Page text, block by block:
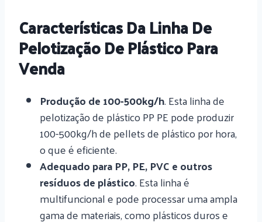
Características Da Linha De
Pelotização De Plástico Para
Venda
Produção de 100-500kg/h. Esta linha de
pelotização de plástico PP PE pode produzir
100-500kg/h de pellets de plástico por hora,
o que é eficiente.
Adequado para PP, PE, PVC e outros
resíduos de plástico. Esta linha é
multifuncional e pode processar uma ampla
gama de materiais, como plásticos duros e